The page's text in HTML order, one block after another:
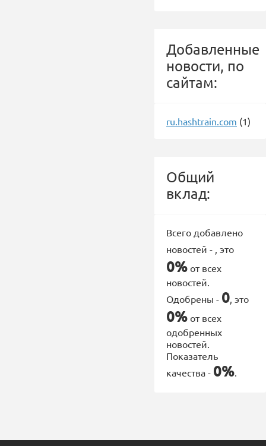
Добавленные
новости, по
сайтам:
ru.hashtrain.com (1)
Общий
вклад:
Всего добавлено
новостей - , это
0% от всех
новостей.
Одобрены - 0, это
0% от всех
одобренных
новостей.
Показатель
качества - 0%.